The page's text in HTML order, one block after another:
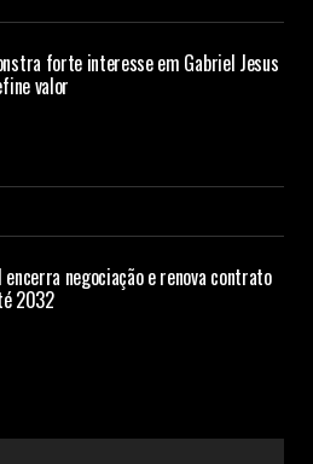
forte interesse em Gabriel Jesus
valor
negociação e renova contrato
2032